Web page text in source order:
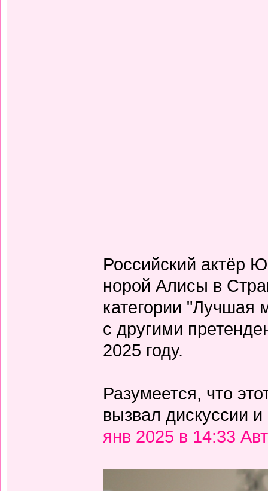
Российский актёр
норой Алисы в
категории "Лучшая
с другими
2025 году.
Разумеется, что
вызвал дискуссии
янв 2025 в 14:33